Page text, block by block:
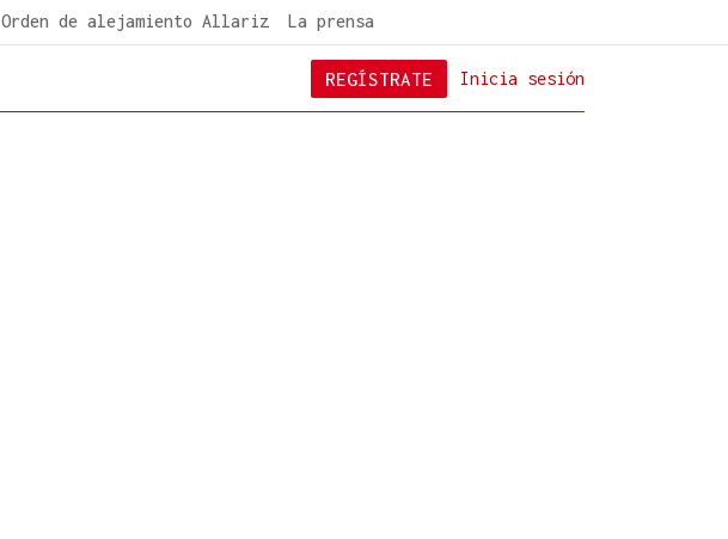
Orden de alejamiento Allariz La prensa
Inicia sesión
REGÍSTRATE